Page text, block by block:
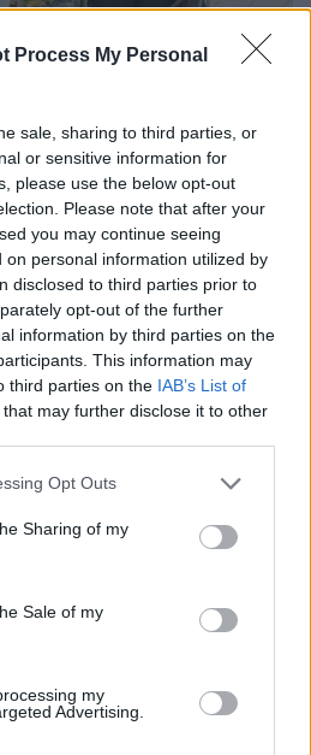
Process My Personal
sale, sharing to third parties, or
or sensitive information for
please use the below opt-out
Please note that after your
you may continue seeing
on personal information utilized by
disclosed to third parties prior to
opt-out of the further
information by third parties on the
This information may
third parties on the IAB’s List of
that may further disclose it to other
app uses one or more Google
behaviour. You may click to
and its third-party tags to
purposes in below Google
Opt Outs
Sharing of my
Sale of my
my
Advertising.
emelkedtek éves
árak, miközben az élelmiszerek ára
Szólj hozzá!
ÉS MÉG EGY SOR
MINDENKIT EZEN A HÉTVÉGÉN